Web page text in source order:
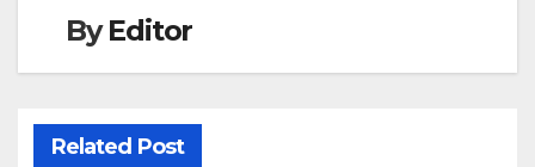
ByEditor
Related Post